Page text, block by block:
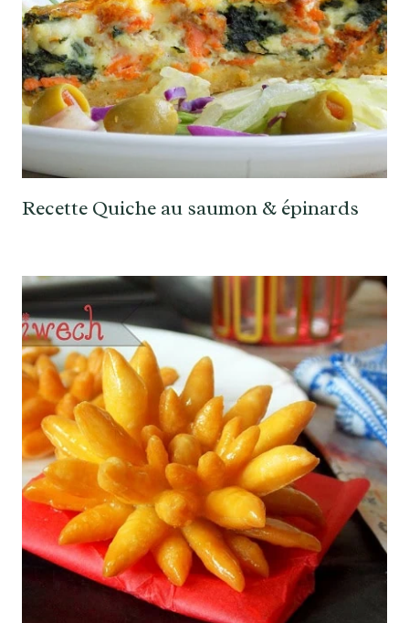
Recette Quiche au saumon & épinards